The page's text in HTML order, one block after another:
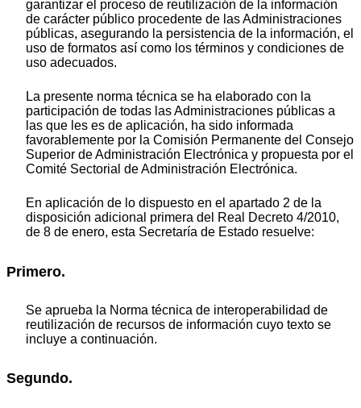
garantizar el proceso de reutilización de la información
de carácter público procedente de las Administraciones
públicas, asegurando la persistencia de la información, el
uso de formatos así como los términos y condiciones de
uso adecuados.
La presente norma técnica se ha elaborado con la
participación de todas las Administraciones públicas a
las que les es de aplicación, ha sido informada
favorablemente por la Comisión Permanente del Consejo
Superior de Administración Electrónica y propuesta por el
Comité Sectorial de Administración Electrónica.
En aplicación de lo dispuesto en el apartado 2 de la
disposición adicional primera del Real Decreto 4/2010,
de 8 de enero, esta Secretaría de Estado resuelve:
Primero.
Se aprueba la Norma técnica de interoperabilidad de
reutilización de recursos de información cuyo texto se
incluye a continuación.
Segundo.